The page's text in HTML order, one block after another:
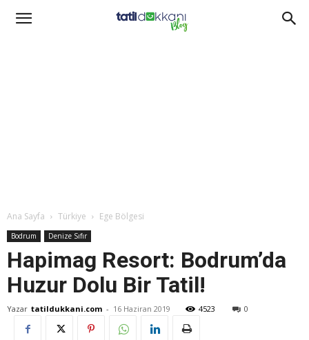
Ana Sayfa Türkiye Ege Bölgesi
Bodrum Denize Sıfır
Hapimag Resort: Bodrum’da
Huzur Dolu Bir Tatil!
Yazar tatildukkani.com - 16 Haziran 2019 4523 0